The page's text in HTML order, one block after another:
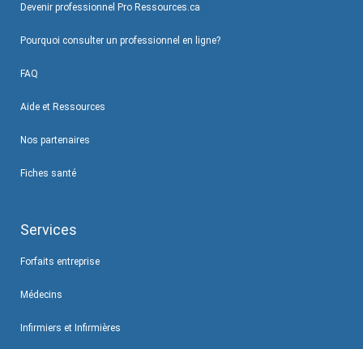
Devenir professionnel Pro Ressources.ca
Pourquoi consulter un professionnel en ligne?
FAQ
Aide et Ressources
Nos partenaires
Fiches santé
Services
Forfaits entreprise
Médecins
Infirmiers et Infirmières